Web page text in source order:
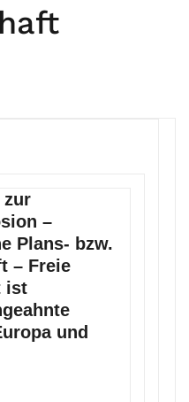
zur
–
Plans- bzw.
– Freie
ist
und